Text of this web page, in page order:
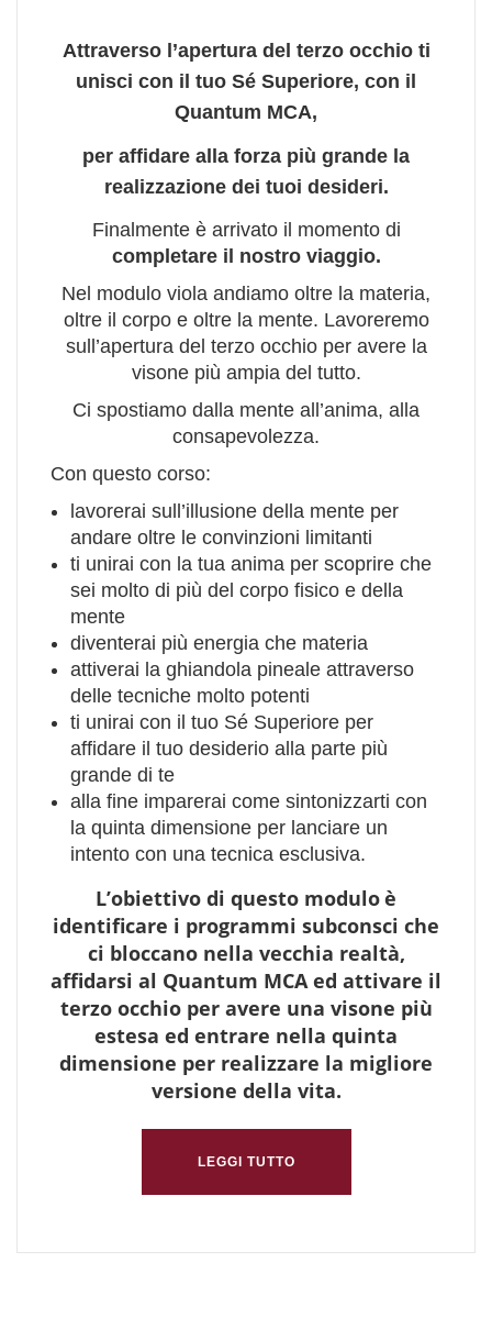
Attraverso l’apertura del terzo occhio ti
unisci con il tuo Sé Superiore, con il
Quantum MCA,
per affidare alla forza più grande la
realizzazione dei tuoi desideri.
Finalmente è arrivato il momento di
completare il nostro viaggio.
Nel modulo viola andiamo oltre la materia,
oltre il corpo e oltre la mente. Lavoreremo
sull’apertura del terzo occhio per avere la
visone più ampia del tutto.
Ci spostiamo dalla mente all’anima, alla
consapevolezza.
Con questo corso:
lavorerai sull’illusione della mente per
andare oltre le convinzioni limitanti
ti unirai con la tua anima per scoprire che
sei molto di più del corpo fisico e della
mente
diventerai più energia che materia
attiverai la ghiandola pineale attraverso
delle tecniche molto potenti
ti unirai con il tuo Sé Superiore per
affidare il tuo desiderio alla parte più
grande di te
alla fine imparerai come sintonizzarti con
la quinta dimensione per lanciare un
intento con una tecnica esclusiva.
L’obiettivo di questo moduloè
identificare i programmi subconsci che
ci bloccano nella vecchia realtà,
affidarsi al Quantum MCA ed attivare il
terzo occhio per avere una visone più
estesa ed entrare nella quinta
dimensione per realizzare la migliore
versione della vita.
LEGGI TUTTO